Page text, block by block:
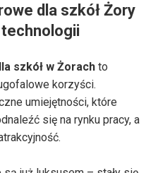
dla szkół Żory
szkół w Żorach to
korzyści.
umiejętności, które
się na rynku pracy, a